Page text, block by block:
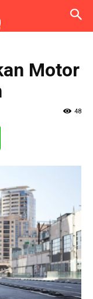
Motor
48